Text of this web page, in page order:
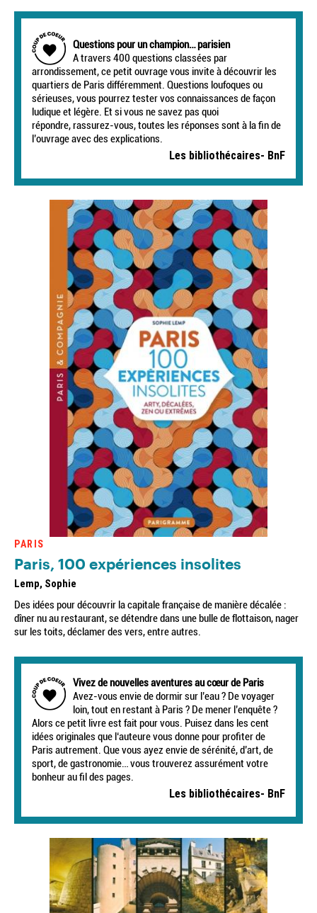
Questions pour un champion… parisien
A travers 400 questions classées par
arrondissement, ce petit ouvrage vous invite à découvrir les
quartiers de Paris différemment. Questions loufoques ou
sérieuses, vous pourrez tester vos connaissances de façon
ludique et légère. Et si vous ne savez pas quoi
répondre, rassurez-vous, toutes les réponses sont à la fin de
l’ouvrage avec des explications.
Les bibliothécaires- BnF
PARIS
Paris, 100 expériences insolites
Lemp, Sophie
Des idées pour découvrir la capitale française de manière décalée :
dîner nu au restaurant, se détendre dans une bulle de flottaison, nager
sur les toits, déclamer des vers, entre autres.
Vivez de nouvelles aventures au cœur de Paris
Avez-vous envie de dormir sur l’eau ? De voyager
loin, tout en restant à Paris ? De mener l’enquête ?
Alors ce petit livre est fait pour vous. Puisez dans les cent
idées originales que l‘auteure vous donne pour profiter de
Paris autrement. Que vous ayez envie de sérénité, d’art, de
sport, de gastronomie… vous trouverez assurément votre
bonheur au fil des pages.
Les bibliothécaires- BnF